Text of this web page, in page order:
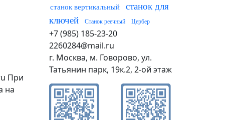
станок вертикальный
станок для
ключей
Станок реечный Цербер
При
на
+7 (985) 185-23-20
2260284@mail.ru
г. Москва, м. Говорово, ул.
Татьянин парк, 19к.2, 2-ой этаж